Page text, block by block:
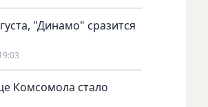
"Динамо" сразится
Комсомола стало